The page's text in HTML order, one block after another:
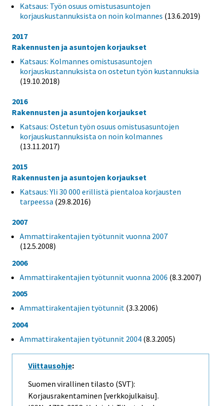
Katsaus: Työn osuus omistusasuntojen
korjauskustannuksista on noin kolmannes (13.6.2019)
2017
Rakennusten ja asuntojen korjaukset
Katsaus: Kolmannes omistusasuntojen
korjauskustannuksista on ostetun työn kustannuksia
(19.10.2018)
2016
Rakennusten ja asuntojen korjaukset
Katsaus: Ostetun työn osuus omistusasuntojen
korjauskustannuksista on noin kolmannes
(13.11.2017)
2015
Rakennusten ja asuntojen korjaukset
Katsaus: Yli 30 000 erillistä pientaloa korjausten
tarpeessa (29.8.2016)
2007
Ammattirakentajien työtunnit vuonna 2007
(12.5.2008)
2006
Ammattirakentajien työtunnit vuonna 2006 (8.3.2007)
2005
Ammattirakentajien työtunnit (3.3.2006)
2004
Ammattirakentajien työtunnit 2004 (8.3.2005)
Viittausohje:
Suomen virallinen tilasto (SVT):
Korjausrakentaminen [verkkojulkaisu].